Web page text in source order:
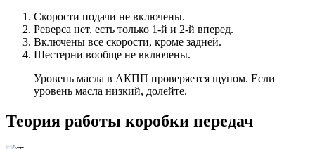
Скорости подачи не включены.
Реверса нет, есть только 1-й и 2-й вперед.
Включены все скорости, кроме задней.
Шестерни вообще не включены.
Уровень масла в АКПП проверяется щупом. Если
уровень масла низкий, долейте.
Теория работы коробки передач